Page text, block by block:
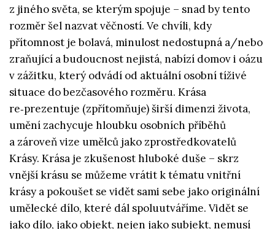
z jiného světa, se kterým spojuje – snad by tento
rozměr šel nazvat věčností. Ve chvíli, kdy
přítomnost je bolavá, minulost nedostupná a/nebo
zraňující a budoucnost nejistá, nabízí domov i oázu
v zážitku, který odvádí od aktuální osobní tíživé
situace do bezčasového rozměru. Krása
re‑prezentuje (zpřítomňuje) širší dimenzi života,
umění zachycuje hloubku osobních příběhů
a zároveň vize umělců jako zprostředkovatelů
Krásy. Krása je zkušenost hluboké duše – skrz
vnější krásu se můžeme vrátit k tématu vnitřní
krásy a pokoušet se vidět sami sebe jako originální
umělecké dílo, které dál spoluutváříme. Vidět se
jako dílo, jako objekt, nejen jako subjekt, nemusí